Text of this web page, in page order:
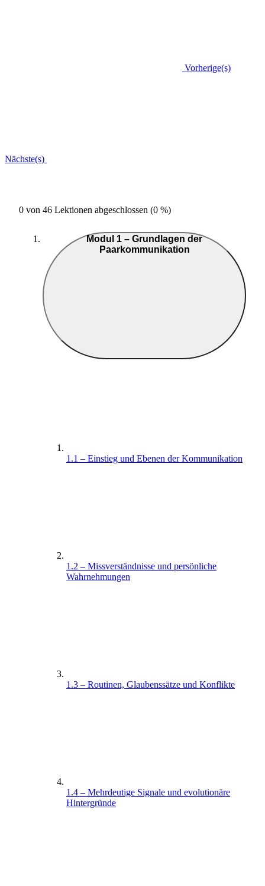
Vorherige(s)
Nächste(s)
0 von 46 Lektionen abgeschlossen (0 %)
Modul 1 – Grundlagen der
Paarkommunikation
1.1 – Einstieg und Ebenen der Kommunikation
1.2 – Missverständnisse und persönliche
Wahrnehmungen
1.3 – Routinen, Glaubenssätze und Konflikte
1.4 – Mehrdeutige Signale und evolutionäre
Hintergründe